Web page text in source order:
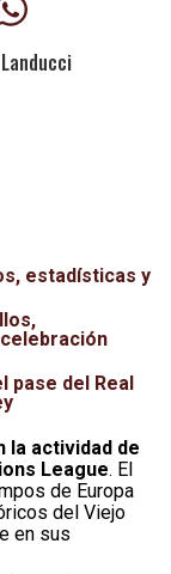
estadísticas y
pase del Real
la actividad de
League. El
de Europa
del Viejo
en sus